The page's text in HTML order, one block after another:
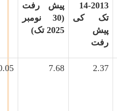
2013-14
تک کی
پیش
رفت
پیش رفت
(30 نومبر
2025 تک)
2.37
7.68